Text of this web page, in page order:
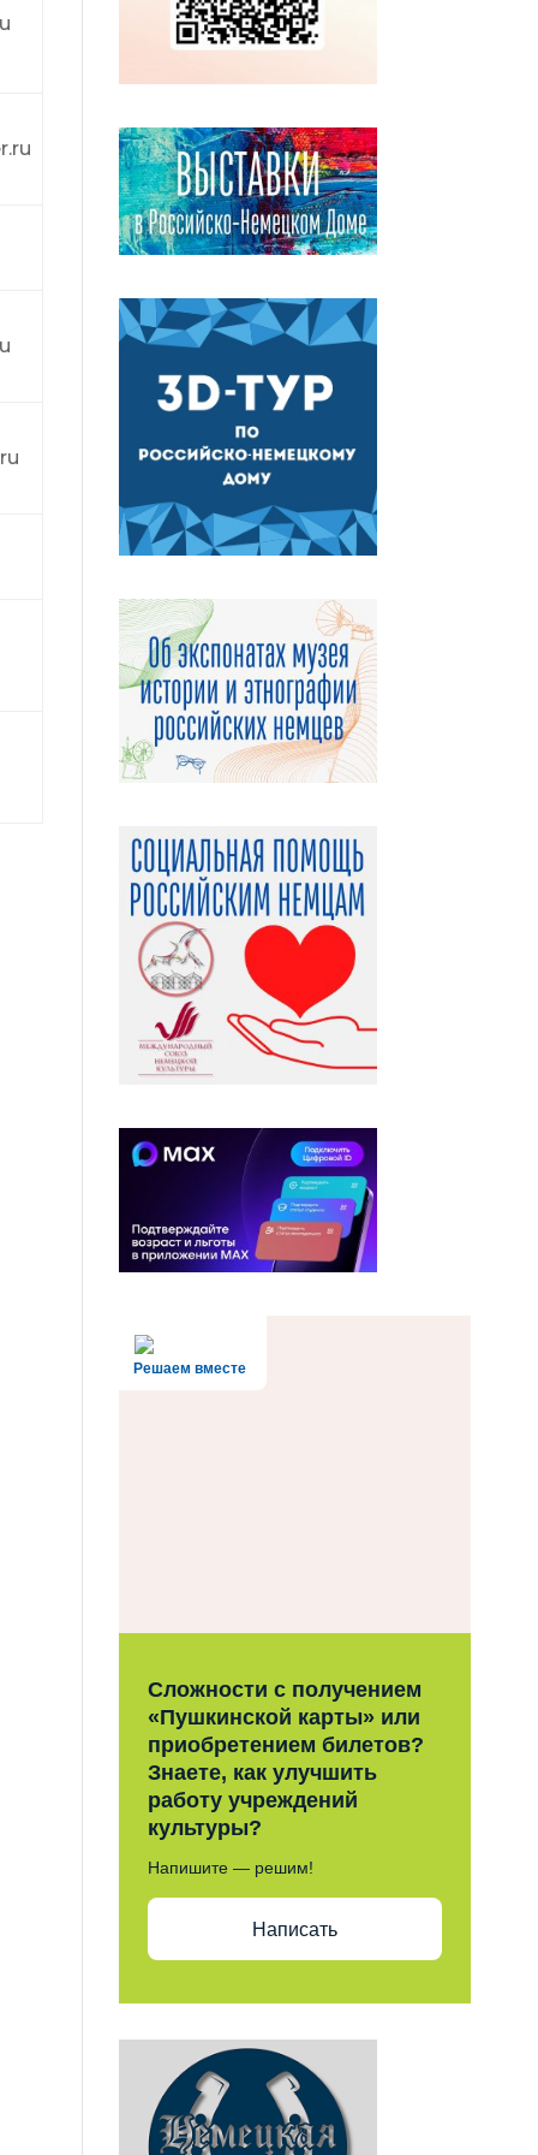
Решаем вместе
Сложности с получением
«Пушкинской карты» или
приобретением билетов?
Знаете, как улучшить
работу учреждений
культуры?
Напишите — решим!
Написать